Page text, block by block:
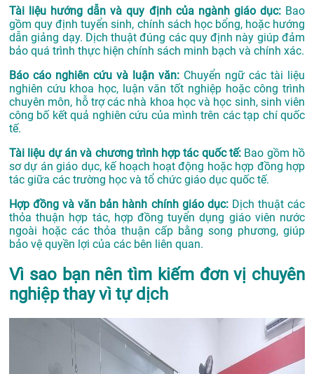
Tài liệu hướng dẫn và quy định của ngành giáo dục: Bao
gồm quy định tuyển sinh, chính sách học bổng, hoặc hướng
dẫn giảng dạy. Dịch thuật đúng các quy định này giúp đảm
bảo quá trình thực hiện chính sách minh bạch và chính xác.
Báo cáo nghiên cứu và luận văn: Chuyển ngữ các tài liệu
nghiên cứu khoa học, luận văn tốt nghiệp hoặc công trình
chuyên môn, hỗ trợ các nhà khoa học và học sinh, sinh viên
công bố kết quả nghiên cứu của mình trên các tạp chí quốc
tế.
Tài liệu dự án và chương trình hợp tác quốc tế: Bao gồm hồ
sơ dự án giáo dục, kế hoạch hoạt động hoặc hợp đồng hợp
tác giữa các trường học và tổ chức giáo dục quốc tế.
Hợp đồng và văn bản hành chính giáo dục: Dịch thuật các
thỏa thuận hợp tác, hợp đồng tuyển dụng giáo viên nước
ngoài hoặc các thỏa thuận cấp bằng song phương, giúp
bảo vệ quyền lợi của các bên liên quan.
Vì sao bạn nên tìm kiếm đơn vị chuyên
nghiệp thay vì tự dịch